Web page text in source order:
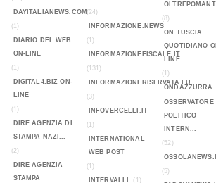
DAYITALIANEWS.COM
(1)
DIARIO DEL WEB
ON-LINE
(1)
DIGITAL4.BIZ ON-
LINE
(1)
DIRE AGENZIA DI
STAMPA NAZI...
(2)
DIRE AGENZIA
STAMPA
(24)
INFORMAZIONE.NEWS
(1)
INFORMAZIONEFISCALE.IT
(131)
INFORMAZIONERISERVATA.EU
(3)
INFOVERCELLI.IT
(1)
INTERNATIONAL
WEB POST
(1)
INTERVALLI
(1)
(8)
ON TUSCIA
QUOTIDIANO
LINE
(1)
ONDAZZURRA
OSSERVATORE
POLITICO
INTERN...
(52)
(5)